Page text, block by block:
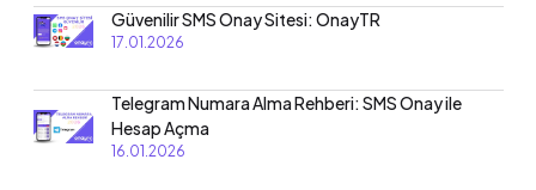
Güvenilir SMS Onay Sitesi: OnayTR
17.01.2026
Telegram Numara Alma Rehberi: SMS Onay ile
Hesap Açma
16.01.2026